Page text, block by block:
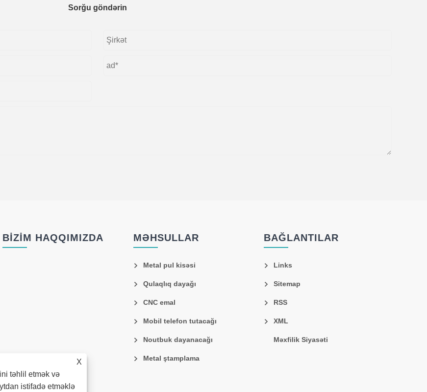
Sorğu göndərin
X
təhlil etmək və
istifadə etməklə
BIZIM HAQQIMIZDA MƏHSULLAR
Metal pul kisəsi
Qulaqlıq dayağı
CNC emal
Mobil telefon tutacağı
Noutbuk dayanacağı
Metal ştamplama
BAĞLANTILAR
Links
Sitemap
RSS
XML
Məxfilik Siyasəti